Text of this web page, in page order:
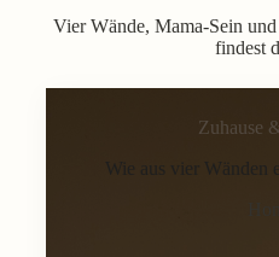
Vier Wände, Mama-Sein
findest
Zuhause
Wie aus vier Wänden